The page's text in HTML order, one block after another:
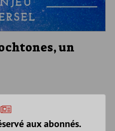
un
aux abonnés.